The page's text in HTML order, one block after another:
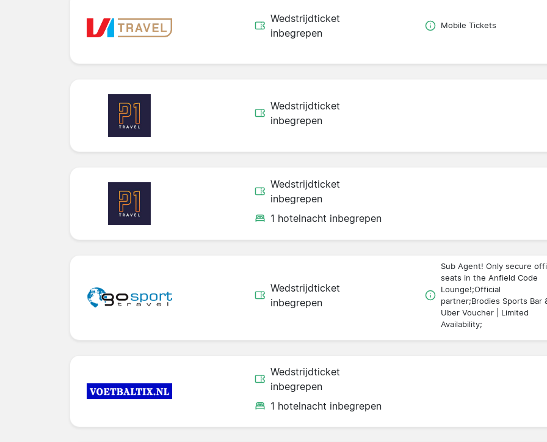
Wedstrijdticket
inbegrepen
Mobile Tickets
Wedstrijdticket
inbegrepen
Wedstrijdticket
inbegrepen
1 hotelnacht inbegrepen
Wedstrijdticket
inbegrepen
Sub Agent! Only secure
seats in the Anfield Code
Lounge!;Official
partner;Brodies Sports Bar
Uber Voucher | Limited
Availability;
Wedstrijdticket
inbegrepen
1 hotelnacht inbegrepen